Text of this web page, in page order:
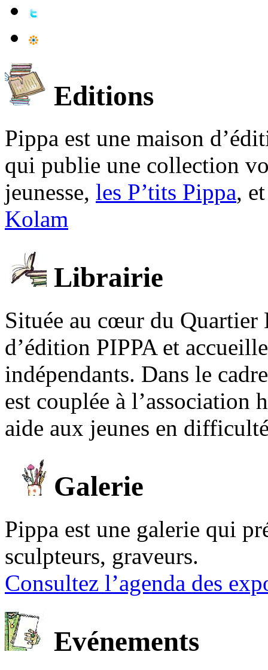
Editions
Pippa est une maison
qui publie une collection
jeunesse, les P’tits Pippa,
Kolam
Librairie
Située au cœur du Quartier
d’édition PIPPA et
indépendants. Dans le
est couplée à l’association
aide aux jeunes en
Galerie
Pippa est une galerie qui
sculpteurs, graveurs.
Consultez l’agenda des
Evénements